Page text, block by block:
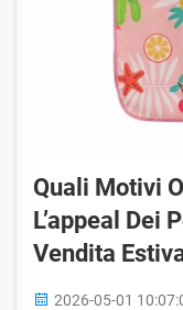
Quali Motivi
L’appeal Dei
Vendita
2026-05-01